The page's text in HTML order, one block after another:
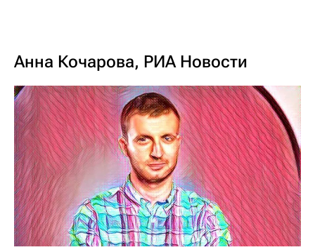
Анна Кочарова, РИА Новости